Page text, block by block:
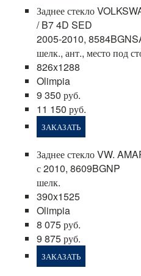
Заднее стекло
/ B7 4D SED
2005-2010,
шелк., ант., место под
826x1288
Olimpia
9 350 руб.
11 150 руб.
ЗАКАЗАТЬ
Заднее стекло VW.
с 2010, 8609BGNP
шелк.
390x1525
Olimpia
8 075 руб.
9 875 руб.
ЗАКАЗАТЬ